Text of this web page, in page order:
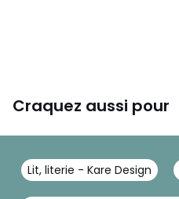
Craquez aussi pour
Lit, literie - Kare Design